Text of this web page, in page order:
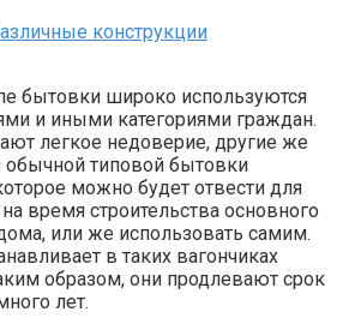
конструкции
бытовки широко используются
и иными категориями граждан.
легкое недоверие, другие же
обычной типовой бытовки
можно будет отвести для
время строительства основного
или же использовать самим.
в таких вагончиках
образом, они продлевают срок
лет.